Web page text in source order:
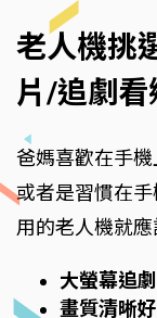
老人機挑
片/追劇看
爸媽喜歡在手
或者是習慣在
用的老人機就應
大螢幕追
畫質清晰